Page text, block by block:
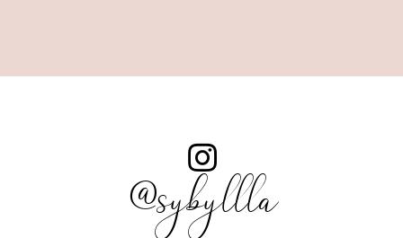
@sybyllla